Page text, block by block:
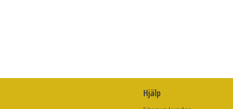
Hjälp